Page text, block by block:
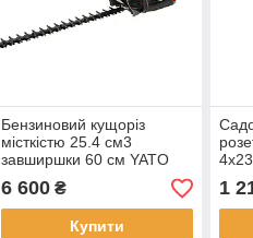
Бензиновий кущоріз
місткістю 25.4 см3
завширшки 60 см YATO
YT-84797
6 600₴
Купити
1